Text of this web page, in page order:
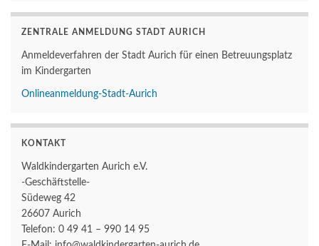
ZENTRALE ANMELDUNG STADT AURICH
Anmeldeverfahren der Stadt Aurich für einen Betreuungsplatz
im Kindergarten
Onlineanmeldung-Stadt-Aurich
KONTAKT
Waldkindergarten Aurich e.V.
-Geschäftstelle-
Südeweg 42
26607 Aurich
Telefon: 0 49 41 – 990 14 95